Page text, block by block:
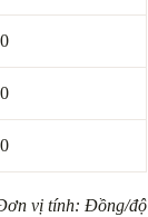
0
0
0
vị tính: Đồng/độ